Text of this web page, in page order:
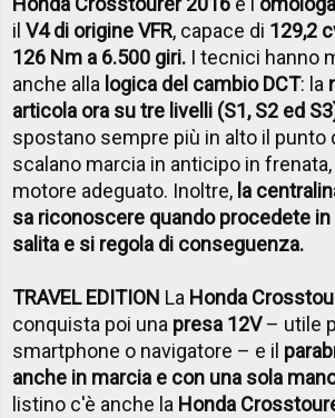
ilV4 di origine VFR, capace di 129,2
126 Nm a 6.500 giri. I tecnici hanno
anche alla logica del cambio DCT: la
articola ora su tre livelli (S1, S2 ed
spostano sempre più in alto il punto
scalano marcia in anticipo in
motore adeguato. Inoltre, la
sa riconoscere quando procedete
salita e si regola di conseguenza.
TRAVEL EDITION La Honda
conquista poi una presa 12V– utile
smartphone o navigatore – e il
anche in marcia e con una sola
listino c'è anche la Honda